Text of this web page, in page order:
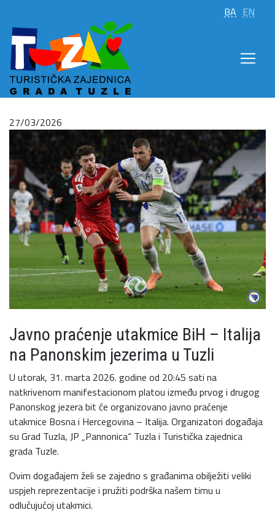
BA EN
27/03/2026
Javno praćenje utakmice BiH – Italija
na Panonskim jezerima u Tuzli
U utorak, 31. marta 2026. godine od 20:45 sati na
natkrivenom manifestacionom platou između prvog i drugog
Panonskog jezera bit će organizovano javno praćenje
utakmice Bosna i Hercegovina – Italija. Organizatori događaja
su Grad Tuzla, JP „Pannonica“ Tuzla i Turistička zajednica
grada Tuzle.
Ovim događajem želi se zajedno s građanima obilježiti veliki
uspjeh reprezentacije i pružiti podrška našem timu u
odlučujućoj utakmici.